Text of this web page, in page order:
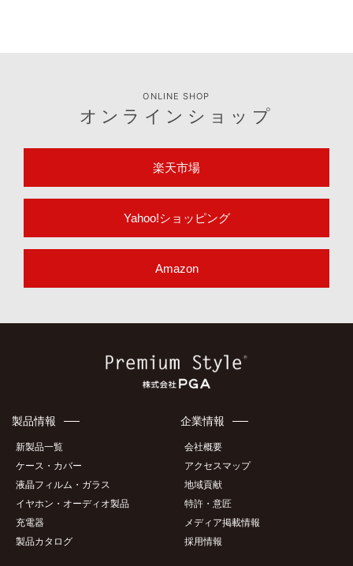
ONLINE SHOP
オンラインショップ
楽天市場
Yahoo!ショッピング
Amazon
製品情報
新製品一覧
ケース・カバー
液晶フィルム・ガラス
イヤホン・オーディオ製品
充電器
製品カタログ
企業情報
会社概要
アクセスマップ
地域貢献
特許・意匠
メディア掲載情報
採用情報